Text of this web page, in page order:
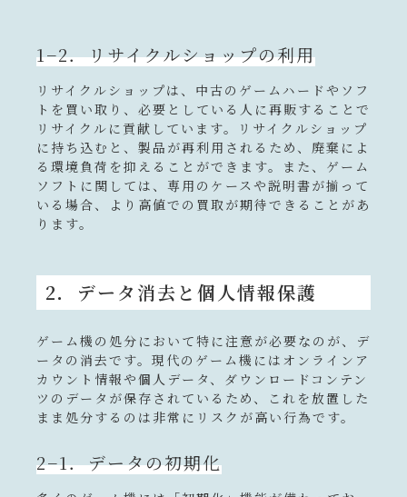
1−2．リサイクルショップの利用
リサイクルショップは、中古のゲームハードやソフ
トを買い取り、必要としている人に再販することで
リサイクルに貢献しています。リサイクルショップ
に持ち込むと、製品が再利用されるため、廃棄によ
る環境負荷を抑えることができます。また、ゲーム
ソフトに関しては、専用のケースや説明書が揃って
いる場合、より高値での買取が期待できることがあ
ります。
2．データ消去と個人情報保護
ゲーム機の処分において特に注意が必要なのが、デ
ータの消去です。現代のゲーム機にはオンラインア
カウント情報や個人データ、ダウンロードコンテン
ツのデータが保存されているため、これを放置した
まま処分するのは非常にリスクが高い行為です。
2−1．データの初期化